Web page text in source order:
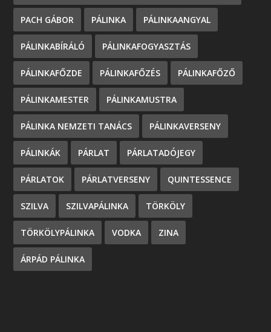
PACH GÁBOR PÁLINKA PÁLINKAANGYAL
PÁLINKABÍRÁLÓ PÁLINKAFOGYASZTÁS
PÁLINKAFŐZDE PÁLINKAFŐZÉS PÁLINKAFŐZŐ
PÁLINKAMESTER PÁLINKAMUSTRA
PÁLINKA NEMZETI TANÁCS PÁLINKAVERSENY
PÁLINKÁK PÁRLAT PÁRLATADÓJEGY
PÁRLATOK PÁRLATVERSENY QUINTESSENCE
SZILVA SZILVAPÁLINKA TÖRKÖLY
TÖRKÖLYPÁLINKA VODKA ZINA
ÁRPÁD PÁLINKA